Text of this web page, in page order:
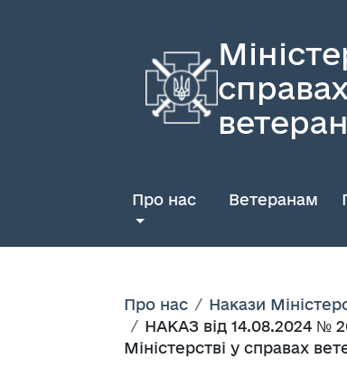
Про нас Ветеранам
Про нас
Накази
НАКАЗ від 14.08.2024 №
Міністерстві у справах